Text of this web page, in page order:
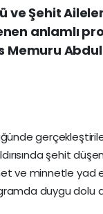
ve Şehit
anlamlı
Memuru
şehit
ve minnetle yad
duygu dolu